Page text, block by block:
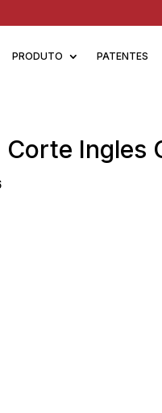
PRODUTO PATENTES
Corte Ingles